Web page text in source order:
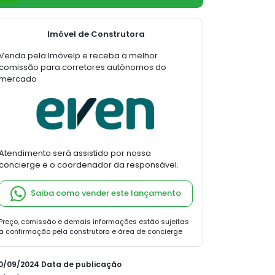
Imóvel de Construtora
pela Imóvelp e receba a melhor
para corretores autônomos do
será assistido por nossa
e o coordenador da responsável.
Saiba como vender este lançamento
comissão e demais informações estão sujeitas
confirmação pela construtora e área de concierge
09/2024 Data de publicação